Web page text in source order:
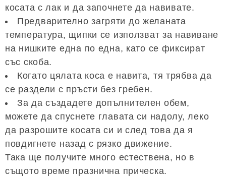
косата с лак и да започнете да навивате.
Предварително загряти до желаната
температура, щипки се използват за навиване
на нишките една по една, като се фиксират
със скоба.
Когато цялата коса е навита, тя трябва да
се раздели с пръсти без гребен.
За да създадете допълнителен обем,
можете да спуснете главата си надолу, леко
да разрошите косата си и след това да я
повдигнете назад с рязко движение.
Така ще получите много естествена, но в
същото време празнична прическа.